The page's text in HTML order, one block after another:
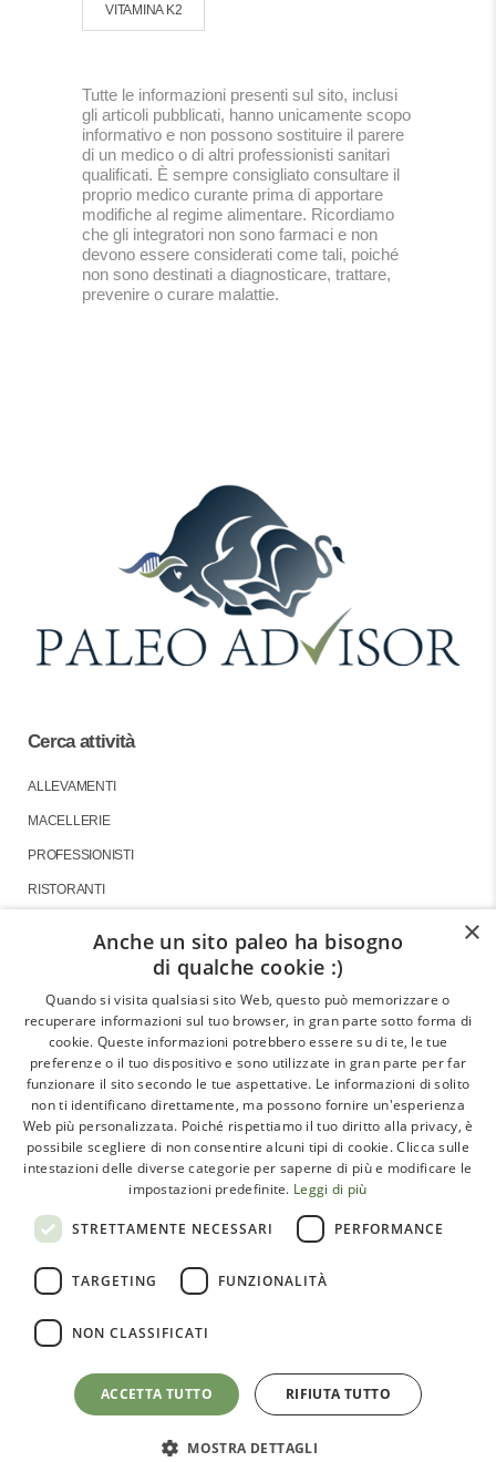
VITAMINA K2
Tutte le informazioni presenti sul sito, inclusi
gli articoli pubblicati, hanno unicamente scopo
informativo e non possono sostituire il parere
di un medico o di altri professionisti sanitari
qualificati. È sempre consigliato consultare il
proprio medico curante prima di apportare
modifiche al regime alimentare. Ricordiamo
che gli integratori non sono farmaci e non
devono essere considerati come tali, poiché
non sono destinati a diagnosticare, trattare,
prevenire o curare malattie.
Cerca attività
ALLEVAMENTI
MACELLERIE
PROFESSIONISTI
RISTORANTI
GLI ARTICOLI
LE INTERVISTE
CHI SIAMO
CONTATTI
Paleoadvisor.net è un progetto di Francesca Pietrobon e
(RM) Italy – C.F. PTRFNC91T67l407X
Privacy e cookie policy Termini e condizioniMap Icons
×
Anche un sito paleo ha bisogno
di qualche cookie :)
Quando si visita qualsiasi sito Web, questo può memorizzare o
recuperare informazioni sul tuo browser, in gran parte sotto forma di
cookie. Queste informazioni potrebbero essere su di te, le tue
preferenze o il tuo dispositivo e sono utilizzate in gran parte per far
funzionare il sito secondo le tue aspettative. Le informazioni di solito
non ti identificano direttamente, ma possono fornire un'esperienza
Web più personalizzata. Poiché rispettiamo il tuo diritto alla privacy, è
possibile scegliere di non consentire alcuni tipi di cookie. Clicca sulle
intestazioni delle diverse categorie per saperne di più e modificare le
impostazioni predefinite. Leggi di più
STRETTAMENTE NECESSARI PERFORMANCE
TARGETING FUNZIONALITÀ
NON CLASSIFICATI
ACCETTA TUTTO RIFIUTA TUTTO
MOSTRA DETTAGLI